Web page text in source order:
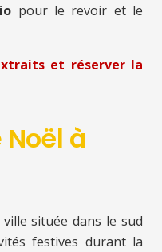
pour le revoir et le
et réserver la
Noël à
située dans le sud
festives durant la